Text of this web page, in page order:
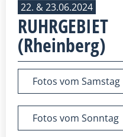
22. & 23.06.2024
RUHRGEBIET
(Rheinberg)
Fotos vom Samstag
Fotos vom Sonntag